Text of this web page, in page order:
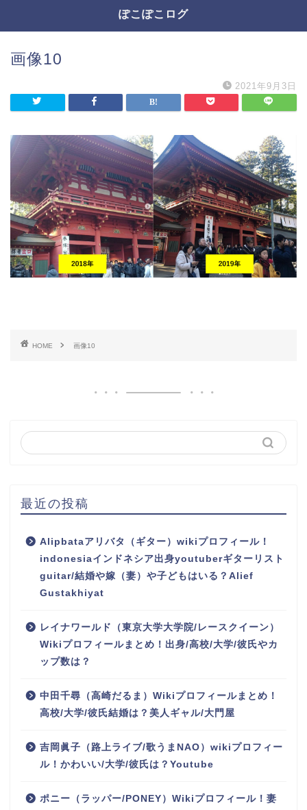
ぽこぽこログ
画像10
2021年9月3日
HOME 画像10
最近の投稿
Alipbataアリバタ（ギター）wikiプロフィール！
indonesiaインドネシア出身youtuberギターリスト
guitar/結婚や嫁（妻）や子どもはいる？Alief
Gustakhiyat
レイナワールド（東京大学大学院/レースクイーン）
Wikiプロフィールまとめ！出身/高校/大学/彼氏やカ
ップ数は？
中田千尋（高崎だるま）Wikiプロフィールまとめ！
高校/大学/彼氏結婚は？美人ギャル/大門屋
吉岡眞子（路上ライブ/歌うまNAO）wikiプロフィー
ル！かわいい/大学/彼氏は？Youtube
ポニー（ラッパー/PONEY）Wikiプロフィール！妻